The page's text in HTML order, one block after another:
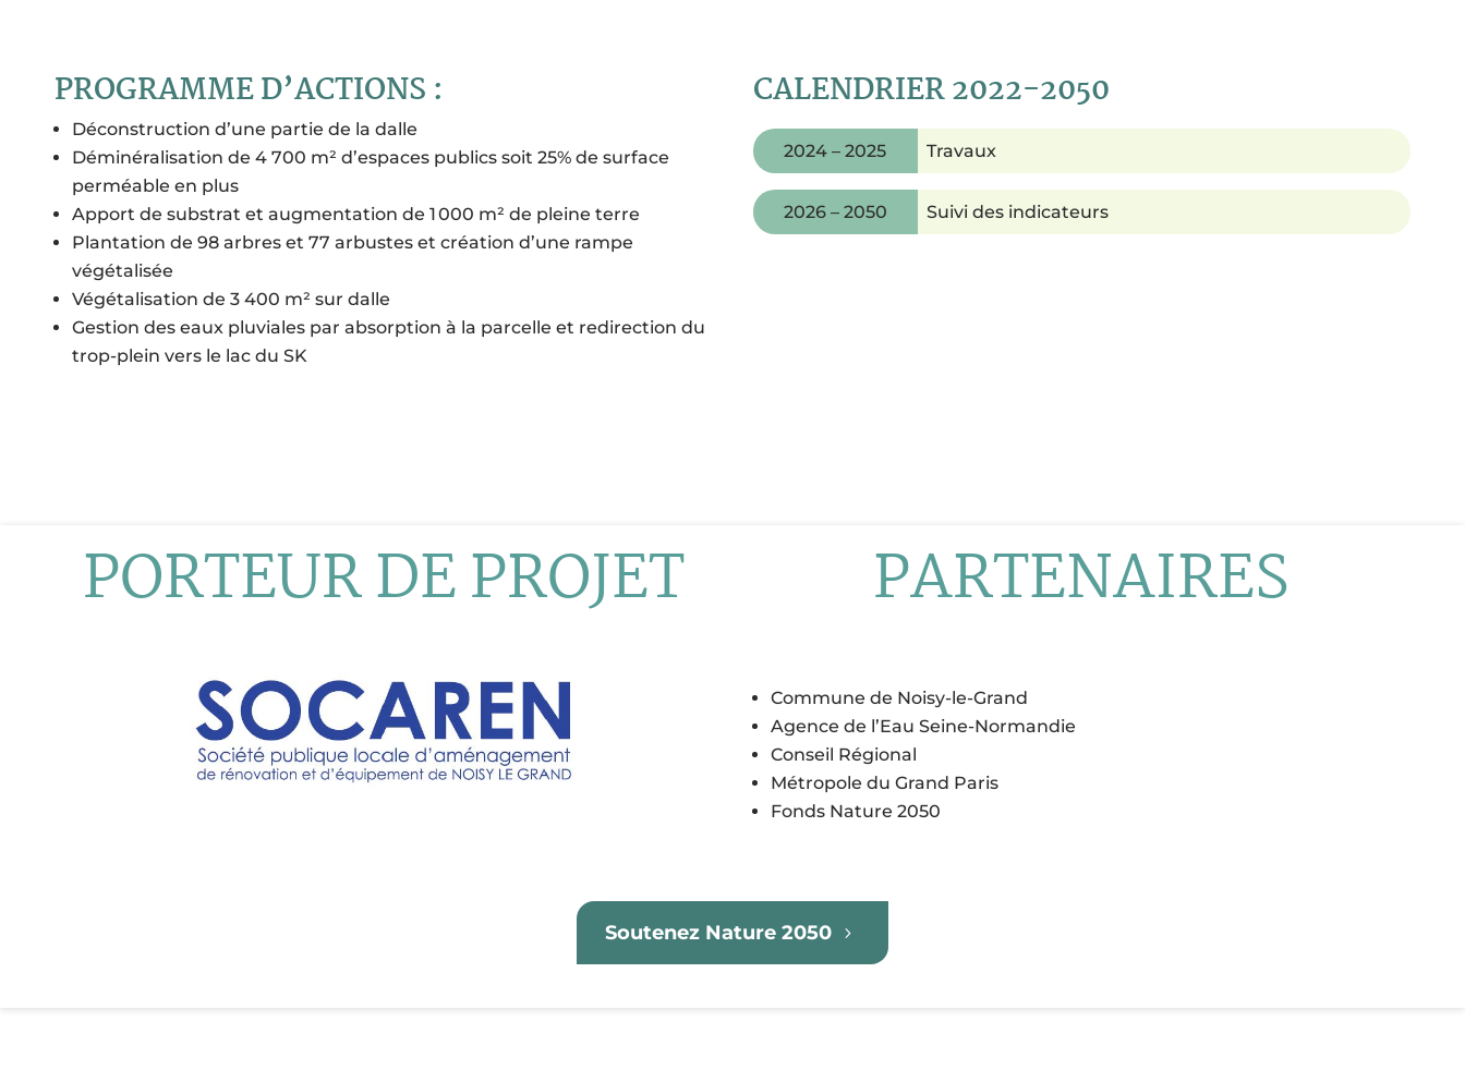
PROGRAMME D’ACTIONS :
Déconstruction d’une partie de la dalle
Déminéralisation de 4 700 m² d’espaces publics soit 25% de surface
perméable en plus
Apport de substrat et augmentation de 1 000 m² de pleine terre
Plantation de 98 arbres et 77 arbustes et création d’une rampe
végétalisée
Végétalisation de 3 400 m² sur dalle
Gestion des eaux pluviales par absorption à la parcelle et redirection du
trop-plein vers le lac du SK
CALENDRIER 2022-2050
2024 – 2025 Travaux
2026 – 2050 Suivi des indicateurs
PORTEUR DE PROJET PARTENAIRES
Commune de Noisy-le-Grand
Agence de l’Eau Seine-Normandie
Conseil Régional
Métropole du Grand Paris
Fonds Nature 2050
Soutenez Nature 2050